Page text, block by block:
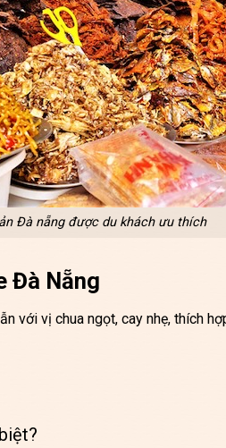
Đà nẵng được du khách ưu thích
Đà Nẵng
với vị chua ngọt, cay nhẹ, thích